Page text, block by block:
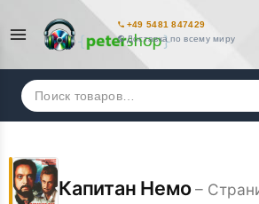
+49 5481 847429
Доставка по всему миру
Искать:
Капитан Немо–